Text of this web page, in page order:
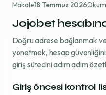
Makale18 Temmuz 2026
Jojobet
Doğru adrese bağlanmak
yönetmek, hesap
giriş sürecini adım adım
Giriş öncesi kontrol